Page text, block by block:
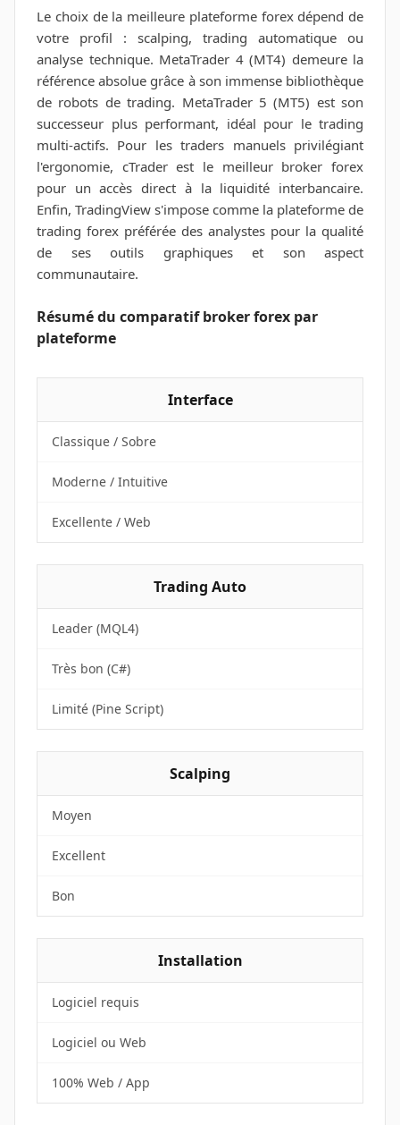
Le choix de la meilleure plateforme forex dépend de
votre profil : scalping, trading automatique ou
analyse technique. MetaTrader 4 (MT4) demeure la
référence absolue grâce à son immense bibliothèque
de robots de trading. MetaTrader 5 (MT5) est son
successeur plus performant, idéal pour le trading
multi-actifs. Pour les traders manuels privilégiant
l'ergonomie, cTrader est le meilleur broker forex
pour un accès direct à la liquidité interbancaire.
Enfin, TradingView s'impose comme la plateforme de
trading forex préférée des analystes pour la qualité
de ses outils graphiques et son aspect
communautaire.
Résumé du comparatif broker forex par
plateforme
Interface
Classique / Sobre
Moderne / Intuitive
Excellente / Web
Trading Auto
Leader (MQL4)
Très bon (C#)
Limité (Pine Script)
Scalping
Moyen
Excellent
Bon
Installation
Logiciel requis
Logiciel ou Web
100% Web / App